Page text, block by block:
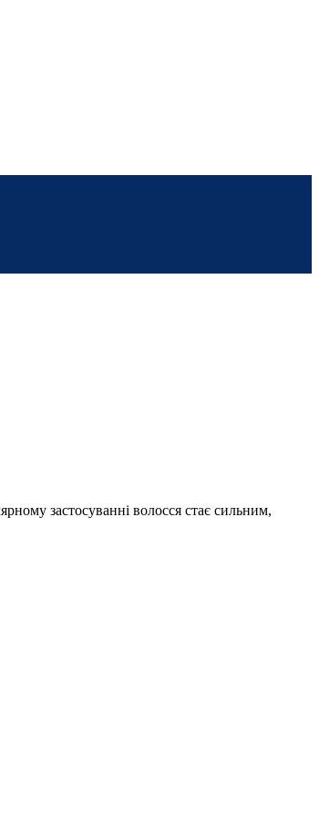
застосуванні волосся стає сильним,